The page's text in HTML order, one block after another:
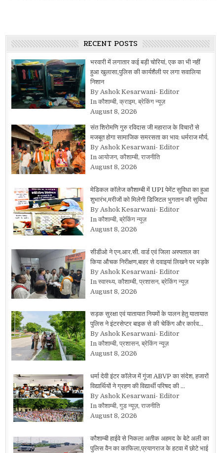
RECENT POSTS
भरवारी में लगातार कई बड़ी चोरियां, एक का भी नहीं
हुआ खुलासा,पुलिस की कार्यशैली पर लगा सवालिया
निशान
By Ashok Kesarwani- Editor
In कौशाम्बी, क्राइम, ब्रेकिंग न्यूज़
August 8, 2026
संत शिरोमणि गुरु रविदास जी महाराज के विचारों से
मजबूत होगा सामाजिक समरसता का भाव: धर्मराज मौर्य,
By Ashok Kesarwani- Editor
In आयोजन, कौशाम्बी, राजनीति
August 8, 2026
मेडिकल कॉलेज कौशाम्बी में UPI पेमेंट सुविधा का हुआ
शुभारंभ,मरीजों को मिलेगी डिजिटल भुगतान की सुविधा
By Ashok Kesarwani- Editor
In कौशाम्बी, ब्रेकिंग न्यूज़
August 8, 2026
सीडीओ ने एन.आर.सी. वार्ड एवं जिला अस्पताल का
किया औचक निरीक्षण,बाहर से दवाइयां लिखने पर भड़के
By Ashok Kesarwani- Editor
In स्वास्थ्य, कौशाम्बी, प्रशासन, ब्रेकिंग न्यूज़
August 8, 2026
सड़क सुरक्षा एवं यातायात नियमों के पालन हेतु यातायात
पुलिस ने इंटरसेप्टर बाइक से की चेकिंग और कार्रव…
By Ashok Kesarwani- Editor
In कौशाम्बी, प्रशासन, ब्रेकिंग न्यूज़
August 8, 2026
धर्मा देवी इंटर कॉलेज में गूंजा ABVP का संदेश, हजारों
विद्यार्थियों ने ग्रहण की विद्यार्थी परिषद की …
By Ashok Kesarwani- Editor
In कौशाम्बी, गुड न्यूज़, राजनीति
August 8, 2026
कौशाम्बी हाईवे से निकला अतीक अहमद के बेटे अली का
पुलिस वैन का काफिला,प्रयागराज के हटवा में छोटे भाई